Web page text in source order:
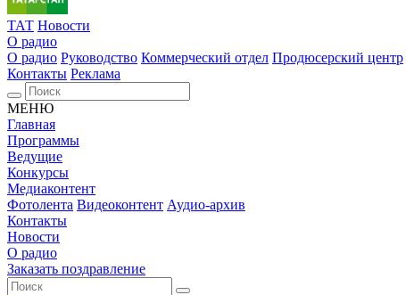
ТАТ Новости
О радио
О радио Руководство Коммерческий отдел Продюсерский центр
Контакты Реклама
МЕНЮ
Главная
Программы
Ведущие
Конкурсы
Медиаконтент
Фотолента Видеоконтент Аудио-архив
Контакты
Новости
О радио
Заказать поздравление